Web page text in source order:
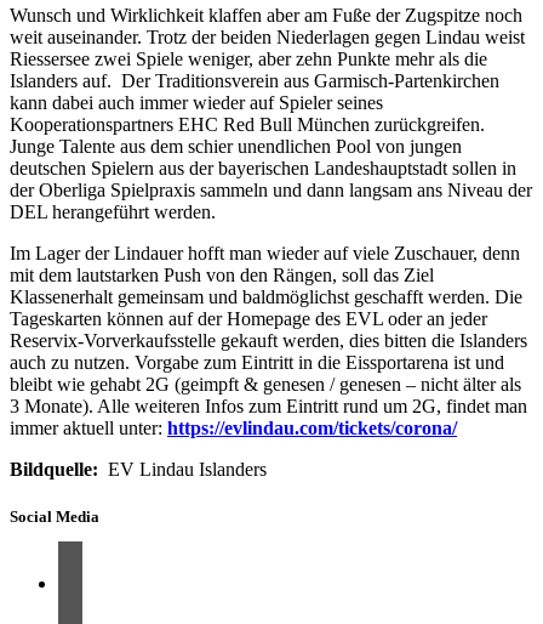
Wunsch und Wirklichkeit klaffen aber am Fuße der Zugspitze noch
weit auseinander. Trotz der beiden Niederlagen gegen Lindau weist
Riessersee zwei Spiele weniger, aber zehn Punkte mehr als die
Islanders auf. Der Traditionsverein aus Garmisch-Partenkirchen
kann dabei auch immer wieder auf Spieler seines
Kooperationspartners EHC Red Bull München zurückgreifen.
Junge Talente aus dem schier unendlichen Pool von jungen
deutschen Spielern aus der bayerischen Landeshauptstadt sollen in
der Oberliga Spielpraxis sammeln und dann langsam ans Niveau der
DEL herangeführt werden.
Im Lager der Lindauer hofft man wieder auf viele Zuschauer, denn
mit dem lautstarken Push von den Rängen, soll das Ziel
Klassenerhalt gemeinsam und baldmöglichst geschafft werden. Die
Tageskarten können auf der Homepage des EVL oder an jeder
Reservix-Vorverkaufsstelle gekauft werden, dies bitten die Islanders
auch zu nutzen. Vorgabe zum Eintritt in die Eissportarena ist und
bleibt wie gehabt 2G (geimpft & genesen / genesen – nicht älter als
3 Monate). Alle weiteren Infos zum Eintritt rund um 2G, findet man
immer aktuell unter: https://evlindau.com/tickets/corona/
Bildquelle: EV Lindau Islanders
Social Media